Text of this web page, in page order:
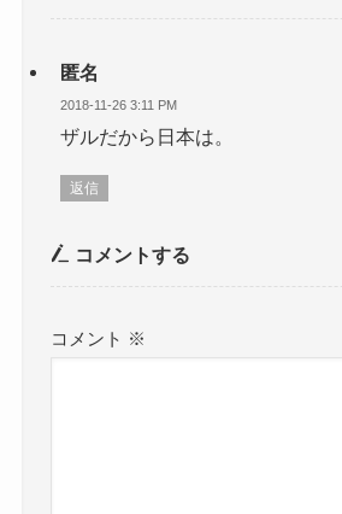
匿名
2018-11-26 3:11 PM
ザルだから日本は。
返信
コメントする
コメント ※